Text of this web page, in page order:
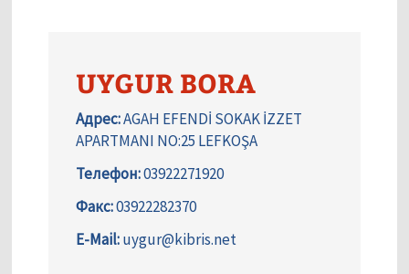
UYGUR BORA
Адрес:AGAH EFENDİ SOKAK İZZET
APARTMANI NO:25 LEFKOŞA
Телефон:03922271920
Факс:03922282370
E-Mail:uygur@kibris.net